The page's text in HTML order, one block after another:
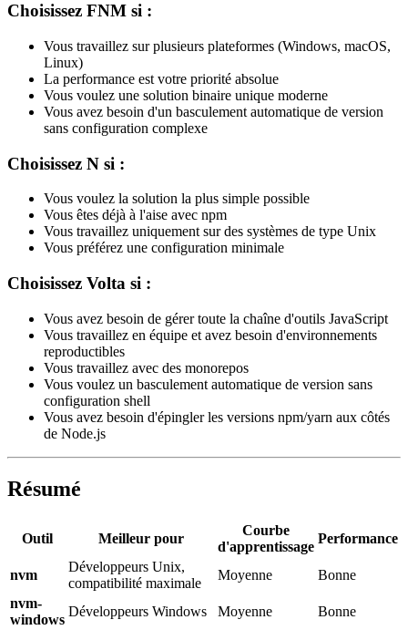
Choisissez FNM si :
Vous travaillez sur plusieurs plateformes (Windows, macOS,
Linux)
La performance est votre priorité absolue
Vous voulez une solution binaire unique moderne
Vous avez besoin d'un basculement automatique de version
sans configuration complexe
Choisissez N si :
Vous voulez la solution la plus simple possible
Vous êtes déjà à l'aise avec npm
Vous travaillez uniquement sur des systèmes de type Unix
Vous préférez une configuration minimale
Choisissez Volta si :
Vous avez besoin de gérer toute la chaîne d'outils JavaScript
Vous travaillez en équipe et avez besoin d'environnements
reproductibles
Vous travaillez avec des monorepos
Vous voulez un basculement automatique de version sans
configuration shell
Vous avez besoin d'épingler les versions npm/yarn aux côtés
de Node.js
Résumé
Outil Meilleur pour
Courbe
d'apprentissage
Performance
nvm
Développeurs Unix,
compatibilité maximale
Moyenne
Bonne
nvm-
windows
Développeurs Windows Moyenne Bonne